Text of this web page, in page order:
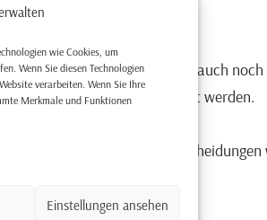
wie Cookies, um
Wenn Sie diesen Technologien
verarbeiten. Wenn Sie Ihre
Merkmale und Funktionen
Einstellungen ansehen
Seine Urkunden beweisen auch
können sofort vollstreckt werden.
zu: Vor bedeutenden